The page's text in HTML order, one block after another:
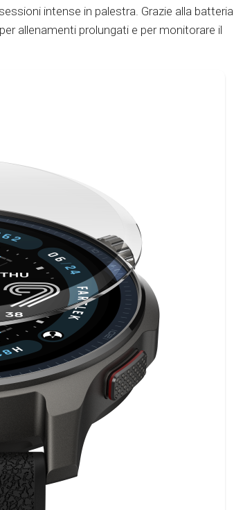
intense in palestra. Grazie alla batteria
allenamenti prolungati e per monitorare il